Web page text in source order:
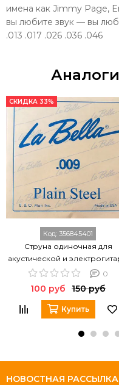
имена как Jimmy Page,
вы любите звук — вы
.013 .017 .026 .036 .046
СКИДКА 33%
Код: 356845401
Струна одиночная для
акустической и
LA BELLA PS009 0
100 руб 150 руб
Купить
НОВОСТНАЯ РАССЫЛКА